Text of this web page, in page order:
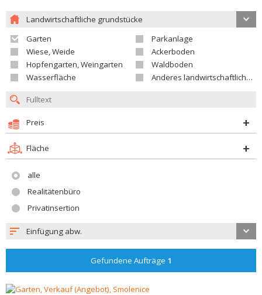
Landwirtschaftliche grundstücke
Garten
Parkanlage
Wiese, Weide
Ackerboden
Hopfengarten, Weingarten
Waldboden
Wasserfläche
Anderes landwirtschaftliches Grundstück
Preis
Fläche
alle
Realitätenbüro
Privatinsertion
Einfügung abw.
Gefundene Aufträge 1